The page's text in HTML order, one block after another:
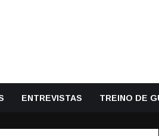
ENTREVISTAS TREINO DE